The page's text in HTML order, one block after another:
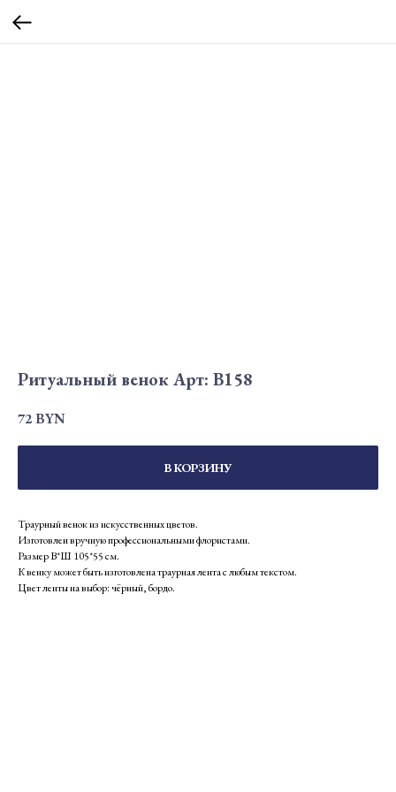
Ритуальный венок Арт: В158
72BYN
В КОРЗИНУ
Траурный венок из искусственных цветов.
Изготовлен вручную профессиональными флористами.
Размер В*Ш 105*55 см.
К венку может быть изготовлена траурная лента с любым текстом.
Цвет ленты на выбор: чёрный, бордо.